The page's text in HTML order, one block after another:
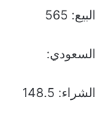
البيع: 565
السعودي:
الشراء: 148.5